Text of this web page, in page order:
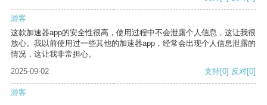
游客
这款加速器app的安全性很高，使用过程中不会泄露个人信息，这让我很
放心。我以前使用过一些其他的加速器app，经常会出现个人信息泄露的
情况，这让我非常担心。
2025-09-02
支持[0] 反对[0]
游客